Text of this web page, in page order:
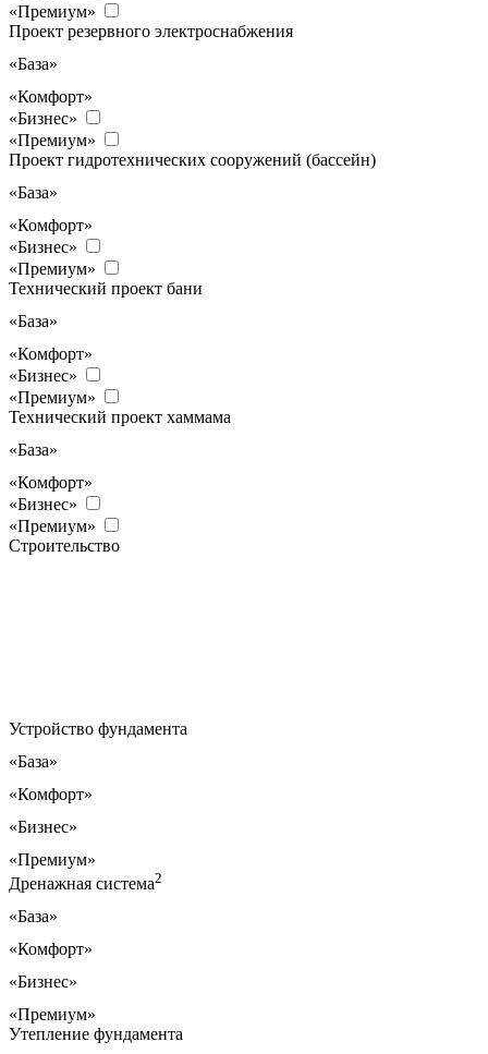
«Премиум»
Проект резервного электроснабжения
«База»
«Комфорт»
«Бизнес»
«Премиум»
Проект гидротехнических сооружений (бассейн)
«База»
«Комфорт»
«Бизнес»
«Премиум»
Технический проект бани
«База»
«Комфорт»
«Бизнес»
«Премиум»
Технический проект хаммама
«База»
«Комфорт»
«Бизнес»
«Премиум»
Строительство
Устройство фундамента
«База»
«Комфорт»
«Бизнес»
«Премиум»
Дренажная система2
«База»
«Комфорт»
«Бизнес»
«Премиум»
Утепление фундамента